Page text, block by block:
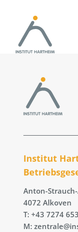
Institut
Anton-
4072 Alkoven
T: +43 7274
M: